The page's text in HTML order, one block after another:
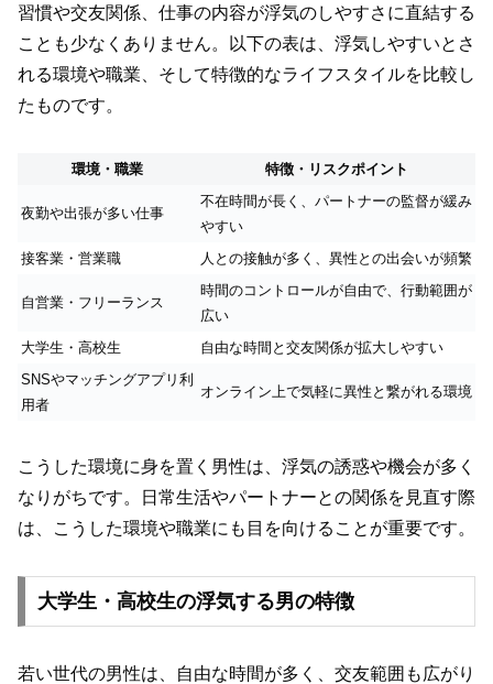
習慣や交友関係、仕事の内容が浮気のしやすさに直結する
ことも少なくありません。以下の表は、浮気しやすいとさ
れる環境や職業、そして特徴的なライフスタイルを比較し
たものです。
環境・職業 特徴・リスクポイント
夜勤や出張が多い仕事
不在時間が長く、パートナーの監督が緩み
やすい
接客業・営業職
人との接触が多く、異性との出会いが頻繁
自営業・フリーランス
時間のコントロールが自由で、行動範囲が
広い
大学生・高校生
自由な時間と交友関係が拡大しやすい
SNSやマッチングアプリ利
用者
オンライン上で気軽に異性と繋がれる環境
こうした環境に身を置く男性は、浮気の誘惑や機会が多く
なりがちです。日常生活やパートナーとの関係を見直す際
は、こうした環境や職業にも目を向けることが重要です。
大学生・高校生の浮気する男の特徴
若い世代の男性は、自由な時間が多く、交友範囲も広がり